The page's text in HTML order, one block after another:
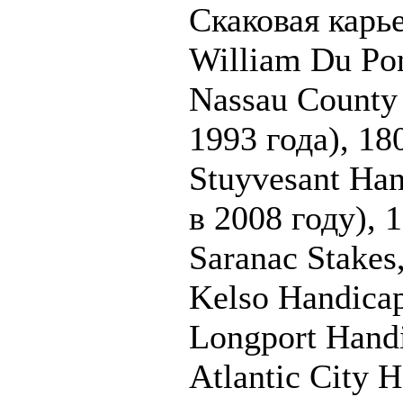
Скаковая
William Du
Nassau
1993 года),
Stuyvesant
в 2008 году),
Saranac
Kelso
Longport
Atlantic City